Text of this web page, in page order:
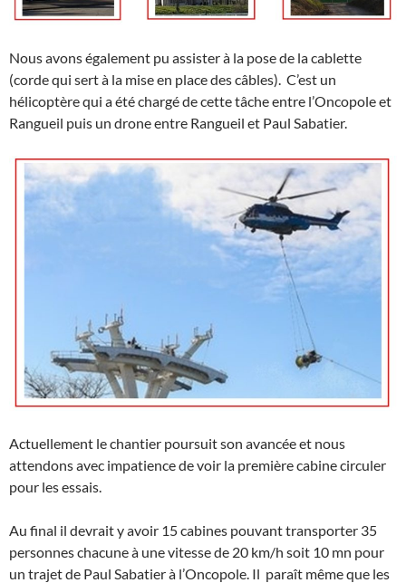
Nous avons également pu assister à la pose de la cablette
(corde qui sert à la mise en place des câbles). C’est un
hélicoptère qui a été chargé de cette tâche entre l’Oncopole et
Rangueil puis un drone entre Rangueil et Paul Sabatier.
Actuellement le chantier poursuit son avancée et nous
attendons avec impatience de voir la première cabine circuler
pour les essais.
Au final il devrait y avoir 15 cabines pouvant transporter 35
personnes chacune à une vitesse de 20 km/h soit 10 mn pour
un trajet de Paul Sabatier à l’Oncopole. Il paraît même que les